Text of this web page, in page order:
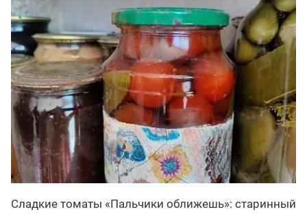
Сладкие томаты «Пальчики оближешь»: старинный